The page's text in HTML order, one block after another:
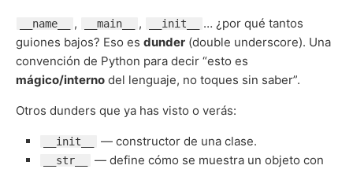
__name__ , __main__ , __init__
… ¿por qué tantos
guiones bajos? Eso es dunder (double underscore). Una
convención de Python para decir “esto es
mágico/interno del lenguaje, no toques sin saber”.
Otros dunders que ya has visto o verás:
__init__ — constructor de una clase.
__str__ — define cómo se muestra un objeto con